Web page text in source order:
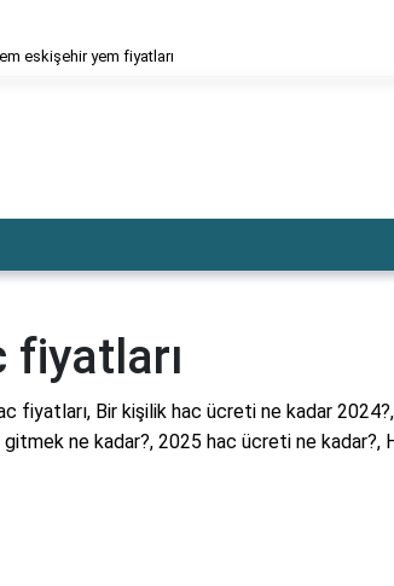
eskişehir yem fiyatları
fiyatları, Bir kişilik hac ücreti ne kadar
ne kadar?, 2025 hac ücreti ne kadar?,